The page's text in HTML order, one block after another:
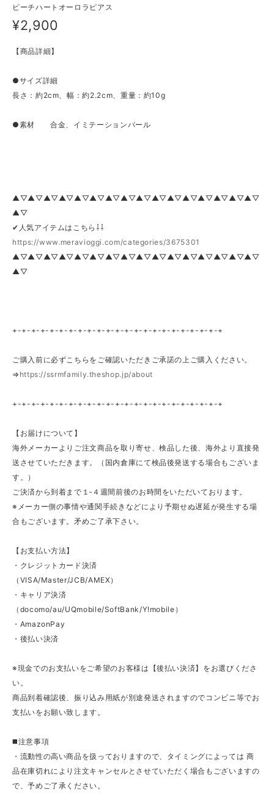
ピーチハートオーロラピアス
¥2,900
【商品詳細】
●サイズ詳細
長さ：約2cm、幅：約2.2cm、重量：約10g
●素材 合金、イミテーションパール
▲▽▲▽▲▽▲▽▲▽▲▽▲▽▲▽▲▽▲▽▲▽▲▽▲▽▲▽▲▽▲▽
▲▽
✔人気アイテムはこちら⇩⇩
https://www.meravioggi.com/categories/3675301
▲▽▲▽▲▽▲▽▲▽▲▽▲▽▲▽▲▽▲▽▲▽▲▽▲▽▲▽▲▽▲▽
▲▽
+-+-+-+-+-+-+-+-+-+-+-+-+-+-+-+-+-+-+-+-+-+-+
ご購入前に必ずこちらをご確認いただきご承諾の上ご購入ください。
⇒ https://ssrmfamily.theshop.jp/about
+-+-+-+-+-+-+-+-+-+-+-+-+-+-+-+-+-+-+-+-+-+-+
【お届けについて】
海外メーカーよりご注文商品を取り寄せ、検品した後、海外より直接発
送させていただきます。（国内倉庫にて検品後発送する場合もございま
す。）
ご決済から到着まで１‐４週間前後のお時間をいただいております。
※メーカー側の事情や通関手続きなどにより予期せぬ遅延が発生する場
合もございます。矛めご了承下さい。
【お支払い方法】
・クレジットカード決済
（VISA/Master/JCB/AMEX）
・キャリア決済
（docomo/au/UQmobile/SoftBank/Y!mobile）
・AmazonPay
・後払い決済
※現金でのお支払いをご希望のお客様は【後払い決済】をお選びくださ
い。
商品到着確認後、振り込み用紙が別途発送されますのでコンビニ等でお
支払いをお願い致します。
◼️注意事項
・流動性の高い商品を扱っておりますので、タイミングによっては 商
品在庫切れにより注文キャンセルとさせていただく場合もございますの
で、予めご了承ください。